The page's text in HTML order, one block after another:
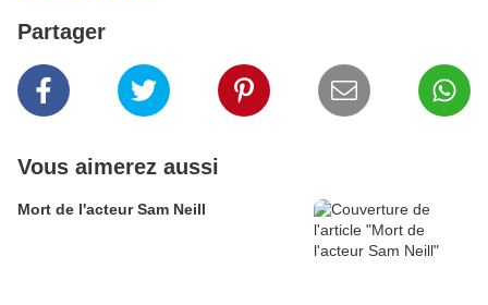
Partager
Vous aimerez aussi
Mort de l'acteur Sam Neill